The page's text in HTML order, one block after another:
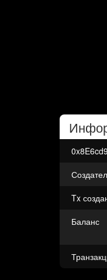
Tx
Баланс